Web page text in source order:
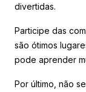
divertidas.
Participe das
são ótimos
pode aprender
Por último, não